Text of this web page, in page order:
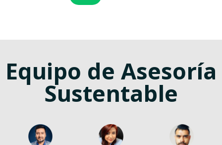
Equipo de Asesoría
Sustentable